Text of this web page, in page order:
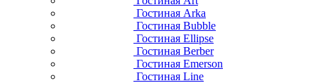
Гостиная Arka
Гостиная Bubble
Гостиная Ellipse
Гостиная Berber
Гостиная Emerson
Гостиная Line